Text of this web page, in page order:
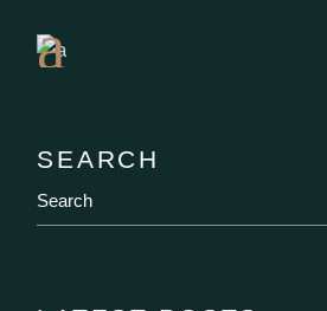
Table
SEARCH